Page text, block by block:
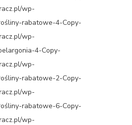
wp-
rabatowe-4-Copy-
wp-
4-Copy-
wp-
rabatowe-2-Copy-
wp-
rabatowe-6-Copy-
wp-